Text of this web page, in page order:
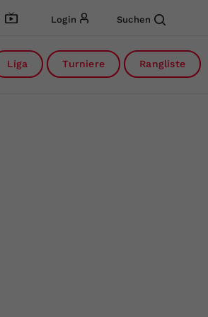
Login Suchen
Liga Turniere Rangliste